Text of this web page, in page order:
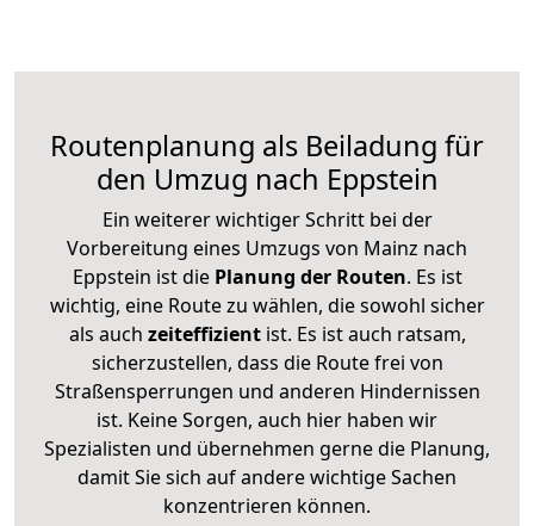
Routenplanung als Beiladung für
den Umzug nach Eppstein
Ein weiterer wichtiger Schritt bei der
Vorbereitung eines Umzugs von Mainz nach
Eppstein ist diePlanung der Routen. Es ist
wichtig, eine Route zu wählen, die sowohl sicher
als auch zeiteffizientist. Es ist auch ratsam,
sicherzustellen, dass die Route frei von
Straßensperrungen und anderen Hindernissen
ist. Keine Sorgen, auch hier haben wir
Spezialisten und übernehmen gerne die Planung,
damit Sie sich auf andere wichtige Sachen
konzentrieren können.